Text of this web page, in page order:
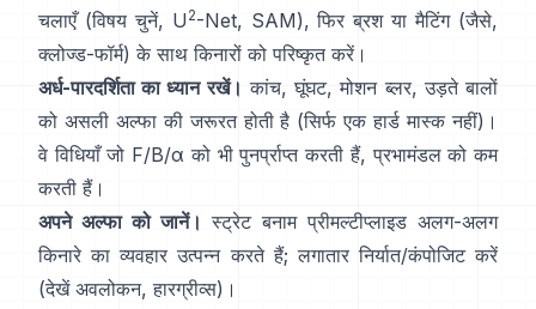
चलाएँ (विषय चुनें, U2-Net, SAM), फिर ब्रश या मैटिंग (जैसे,
क्लोज्ड-फॉर्म) के साथ किनारों को परिष्कृत करें।
अर्ध-पारदर्शिता का ध्यान रखें। कांच, घूंघट, मोशन ब्लर, उड़ते बालों
को असली अल्फा की जरूरत होती है (सिर्फ एक हार्ड मास्क नहीं)।
वे विधियाँ जो F/B/α को भी पुनर्प्राप्त करती हैं, प्रभामंडल को कम
करती हैं।
अपने अल्फा को जानें। स्ट्रेट बनाम प्रीमल्टीप्लाइड अलग-अलग
किनारे का व्यवहार उत्पन्न करते हैं; लगातार निर्यात/कंपोजिट करें
(देखें अवलोकन, हारग्रीव्स)।